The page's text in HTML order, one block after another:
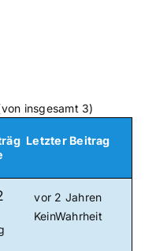
insgesamt 3)
Letzter Beitrag
vor 2 Jahren
KeinWahrheit